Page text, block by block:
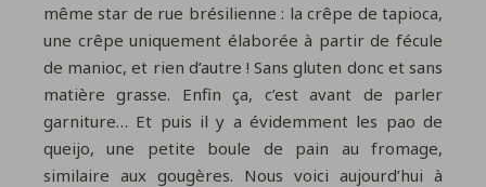
même star de rue brésilienne : la crêpe de tapioca,
une crêpe uniquement élaborée à partir de fécule
de manioc, et rien d’autre ! Sans gluten donc et sans
matière grasse. Enfin ça, c’est avant de parler
garniture… Et puis il y a évidemment les pao de
queijo, une petite boule de pain au fromage,
similaire aux gougères. Nous voici aujourd’hui à